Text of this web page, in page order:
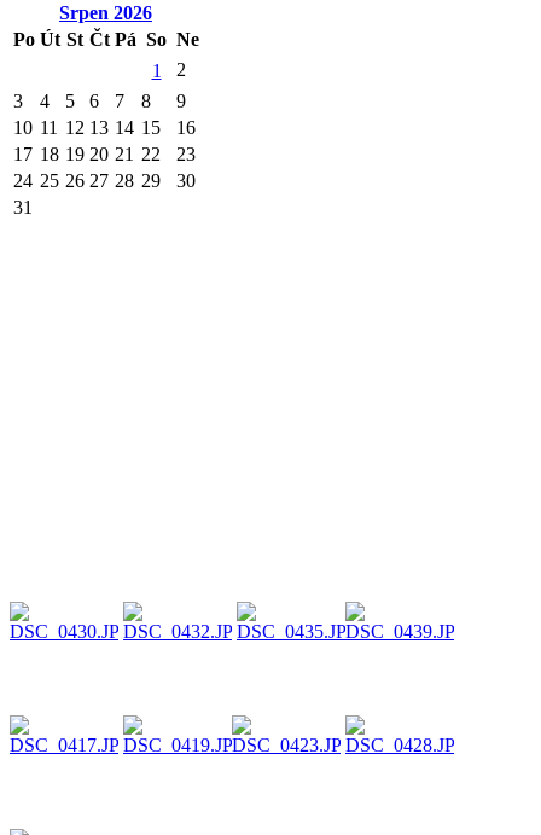
Srpen 2026
Po Út St Čt Pá So Ne
1
2
3
4 5 6 7 8
9
10 11 12 13 14 15
16
17 18 19 20 21 22
23
24 25 26 27 28 29
30
31